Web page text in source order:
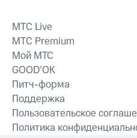
MTС Live
MTС Premium
Мой МТС
GOOD’OK
Питч-форма
Поддержка
Пользовательское
Политика